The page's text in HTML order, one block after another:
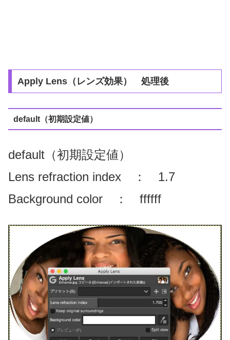
Apply Lens（レンズ効果） 処理後
default（初期設定値）
default（初期設定値）
Lens refraction index ： 1.7
Background color ： ffffff